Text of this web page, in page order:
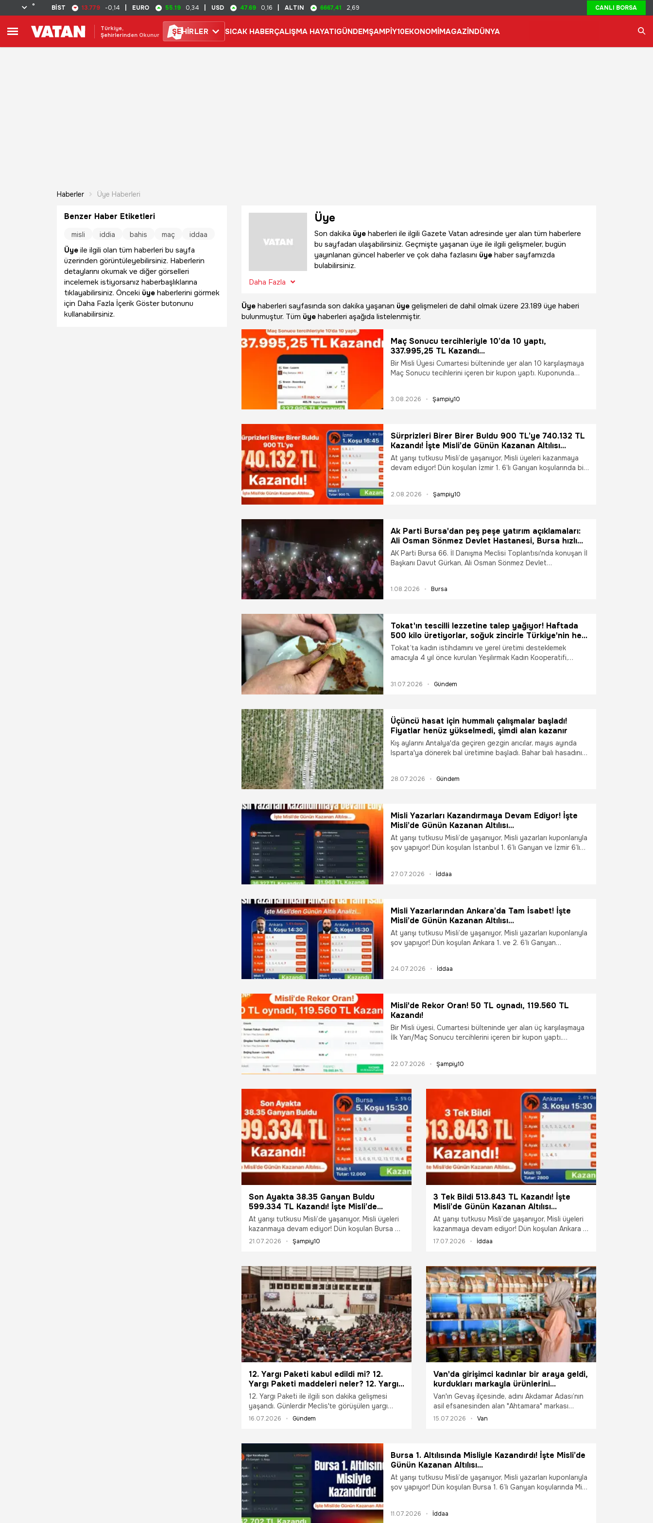
° BİST 13.779 -0,14 EURO 55.19 0,34 USD 47.69 0,16 ALTIN 6667,41 2,69 CANLI BORSA
Türkiye,
Şehirlerinden Okunur
ŞEHİRLER SICAK HABERÇALIŞMA HAYATIGÜNDEMŞAMPİY10EKONOMİMAGAZİNDÜNYA
Haberler Üye Haberleri
Üye
Son dakika üye haberleri ile ilgili Gazete Vatan adresinde yer alan tüm haberlere
bu sayfadan ulaşabilirsiniz. Geçmişte yaşanan üye ile ilgili gelişmeler, bugün
yayınlanan güncel haberler ve çok daha fazlasını üye haber sayfamızda
bulabilirsiniz.
Daha Fazla
Üye haberleri sayfasında son dakika yaşanan üye gelişmeleri de dahil olmak üzere 23.189 üye haberi
bulunmuştur. Tüm üye haberleri aşağıda listelenmiştir.
Maç Sonucu tercihleriyle 10’da 10 yaptı,
337.995,25 TL Kazandı…
Bir Misli Üyesi Cumartesi bülteninde yer alan 10 karşılaşmaya
Maç Sonucu tecihlerini içeren bir kupon yaptı. Kuponunda
yer veren Misli Üyesi, toplamda 405.76 oranı tutturmuş oldu.
3.08.2026 Şampiy10
Sürprizleri Birer Birer Buldu 900 TL’ye 740.132 TL
Kazandı! İşte Misli’de Günün Kazanan Altılısı…
At yarışı tutkusu Misli’de yaşanıyor, Misli üyeleri kazanmaya
devam ediyor! Dün koşulan İzmir 1. 6’lı Ganyan koşularında bir
2.08.2026 Şampiy10
Ak Parti Bursa'dan peş peşe yatırım açıklamaları:
Ali Osman Sönmez Devlet Hastanesi, Bursa hızlı
tren hattı
AK Parti Bursa 66. İl Danışma Meclisi Toplantısı'nda konuşan İl
Başkanı Davut Gürkan, Ali Osman Sönmez Devlet
sürüşlerinin başlayacağını söyledi.
1.08.2026 Bursa
Tokat'ın tescilli lezzetine talep yağıyor! Haftada
500 kilo üretiyorlar, soğuk zincirle Türkiye'nin her
yerine gönderiliyor: Hedefte dünya pazarı var!
Tokat’ta kadın istihdamını ve yerel üretimi desteklemek
amacıyla 4 yıl önce kurulan Yeşilırmak Kadın Kooperatifi,
altında bir araya gelen üye kadınlar, kentin tescilli değeri olan
31.07.2026 Gündem
Üçüncü hasat için hummalı çalışmalar başladı!
Fiyatlar henüz yükselmedi, şimdi alan kazanır
Kış aylarını Antalya'da geçiren gezgin arıcılar, mayıs ayında
Isparta'ya dönerek bal üretimine başladı. Bahar balı hasadının
taşıdı.
28.07.2026 Gündem
Misli Yazarları Kazandırmaya Devam Ediyor! İşte
Misli’de Günün Kazanan Altılısı…
At yarışı tutkusu Misli’de yaşanıyor, Misli yazarları kuponlarıyla
şov yapıyor! Dün koşulan İstanbul 1. 6’lı Ganyan ve İzmir 6’lı
kazandırdı.
27.07.2026 İddaa
Misli Yazarlarından Ankara’da Tam İsabet! İşte
Misli’de Günün Kazanan Altılısı…
At yarışı tutkusu Misli’de yaşanıyor, Misli yazarları kuponlarıyla
şov yapıyor! Dün koşulan Ankara 1. ve 2. 6’lı Ganyan
24.07.2026 İddaa
Misli'de Rekor Oran! 50 TL oynadı, 119.560 TL
Kazandı!
Bir Misli üyesi, Cumartesi bülteninde yer alan üç karşılaşmaya
İlk Yarı/Maç Sonucu tercihlerini içeren bir kupon yaptı.
en yüksek oranı tutturmuş oldu. Yaptığı kupona Misli Arena’da
22.07.2026 Şampiy10
Son Ayakta 38.35 Ganyan Buldu
599.334 TL Kazandı! İşte Misli’de
Günün Kazanan Altılısı…
At yarışı tutkusu Misli’de yaşanıyor, Misli üyeleri
kazanmaya devam ediyor! Dün koşulan Bursa 2.
5’li Ganyan koşularında bir Misli üyesi, 2.800
21.07.2026 Şampiy10
3 Tek Bildi 513.843 TL Kazandı! İşte
Misli’de Günün Kazanan Altılısı…
At yarışı tutkusu Misli’de yaşanıyor, Misli üyeleri
kazanmaya devam ediyor! Dün koşulan Ankara 2.
6’lı Ganyan koşularında bir Misli üyesi, 2.800
17.07.2026 İddaa
12. Yargı Paketi kabul edildi mi? 12.
Yargı Paketi maddeleri neler? 12. Yargı
Paketi çıktı mı? 12. Yargı Paketi
Meclis'te kabul edildi mi? 12. Yargı
Paketi yasalaştı mı? 12. Yargı Paketi'nin
içeriği ne?
12. Yargı Paketi ile ilgili son dakika gelişmesi
yaşandı. Günlerdir Meclis'te görüşülen yargı
paketi yasalaştı. Peki 12. Yargı Paketi'nin içeriği
12. Yargı Paketi Meclis'te kabul edildi mi? 12.
Yargı Paketi yasalaştı mı? İşte yanıtı...
16.07.2026 Gündem
Van'da girişimci kadınlar bir araya geldi,
kurdukları markayla ürünlerini
Avrupa'ya ulaştırdılar: Sipariş vermek
için sıraya giriyorlar!
Van'ın Gevaş ilçesinde, adını Akdamar Adası’nın
asil efsanesinden alan "Ahtamara" markası
altında bir araya gelen girişimci kadınlar, tarladan
sayısını 21'e çıkaran Ahtamara Tarımsal Kalkınma
Kadın Kooperatifi, Almanya'dan Fransa'ya,
İran'dan iç pazara kadar uzanan bir ticaret ağı
kurmayı başardı.
15.07.2026 Van
Bursa 1. Altılısında Misliyle Kazandırdı! İşte Misli’de
Günün Kazanan Altılısı…
At yarışı tutkusu Misli’de yaşanıyor, Misli yazarları kuponlarıyla
şov yapıyor! Dün koşulan Bursa 1. 6’lı Ganyan koşularında Misli
11.07.2026 İddaa
Benzer Haber Etiketleri
misli iddia bahis maç iddaa
Üye ile ilgili olan tüm haberleri bu sayfa
üzerinden görüntüleyebilirsiniz. Haberlerin
detaylarını okumak ve diğer görselleri
incelemek istiyorsanız haberbaşlıklarına
tıklayabilirsiniz. Önceki üye haberlerini görmek
için Daha Fazla İçerik Göster butonunu
kullanabilirsiniz.